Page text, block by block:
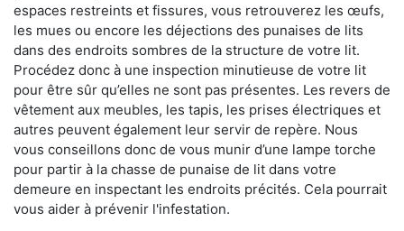
espaces restreints et fissures, vous retrouverez les œufs,
les mues ou encore les déjections des punaises de lits
dans des endroits sombres de la structure de votre lit.
Procédez donc à une inspection minutieuse de votre lit
pour être sûr qu’elles ne sont pas présentes. Les revers de
vêtement aux meubles, les tapis, les prises électriques et
autres peuvent également leur servir de repère. Nous
vous conseillons donc de vous munir d’une lampe torche
pour partir à la chasse de punaise de lit dans votre
demeure en inspectant les endroits précités. Cela pourrait
vous aider à prévenir l'infestation.